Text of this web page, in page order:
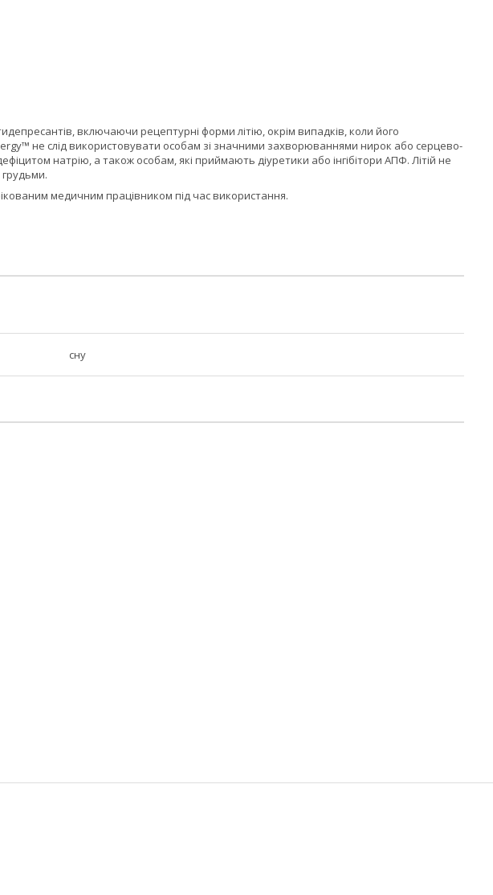
включаючи рецептурні форми літію, окрім випадків, коли його
не слід використовувати особам зі значними захворюваннями нирок або серцево-
натрію, а також особам, які приймають діуретики або інгібітори АПФ. Літій не
медичним працівником під час використання.
сну